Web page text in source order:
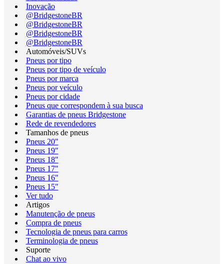
Inovação
@BridgestoneBR
@BridgestoneBR
@BridgestoneBR
@BridgestoneBR
Automóveis/SUVs
Pneus por tipo
Pneus por tipo de veículo
Pneus por marca
Pneus por veículo
Pneus por cidade
Pneus que correspondem à sua busca
Garantias de pneus Bridgestone
Rede de revendedores
Tamanhos de pneus
Pneus 20"
Pneus 19"
Pneus 18"
Pneus 17"
Pneus 16"
Pneus 15"
Ver tudo
Artigos
Manutenção de pneus
Compra de pneus
Tecnologia de pneus para carros
Terminologia de pneus
Suporte
Chat ao vivo